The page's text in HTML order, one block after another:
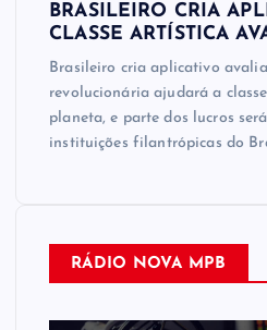
BRASILEIRO CRIA
CLASSE ARTÍSTICA
Brasileiro cria aplicativo
revolucionária ajudará a
planeta, e parte dos lucros
instituições filantrópicas do
RÁDIO NOVA MPB